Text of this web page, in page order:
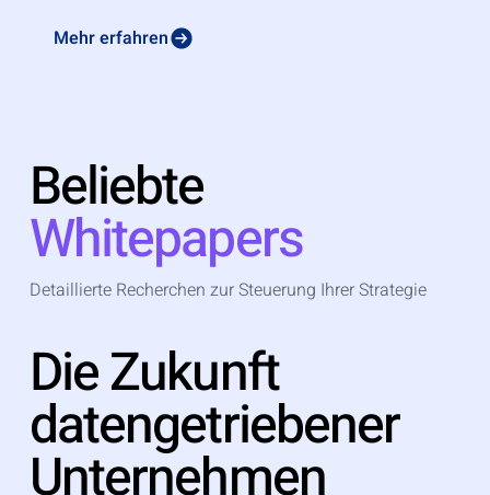
Mehr erfahren
Beliebte
Whitepapers
Detaillierte Recherchen zur Steuerung Ihrer Strategie
Die Zukunft
datengetriebener
Unternehmen